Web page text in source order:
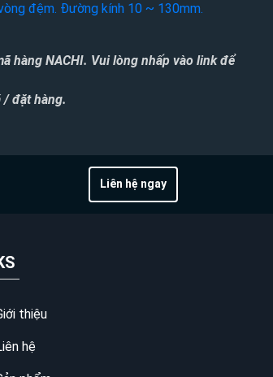
đệm. Đường kính 10 ~ 130mm.
hàng NACHI. Vui lòng nhấp vào link để
/ đặt hàng.
Liên hệ ngay
thiệu
hệ